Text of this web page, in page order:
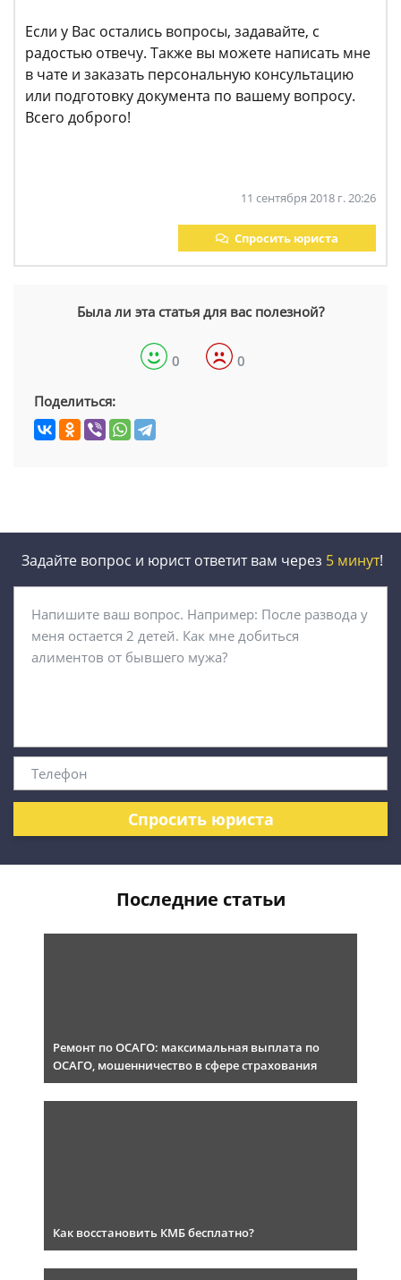
Если у Вас остались вопросы, задавайте, с
радостью отвечу. Также вы можете написать мне
в чате и заказать персональную консультацию
или подготовку документа по вашему вопросу.
Всего доброго!
11 сентября 2018 г. 20:26
Спросить юриста
Была ли эта статья для вас полезной?
0 0
Поделиться:
Задайте вопрос и юрист ответит вам через 5 минут!
Спросить юриста
Последние статьи
Ремонт по ОСАГО: максимальная выплата по
ОСАГО, мошенничество в сфере страхования
Как восстановить КМБ бесплатно?